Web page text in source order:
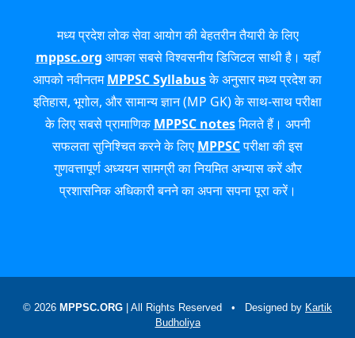
मध्य प्रदेश लोक सेवा आयोग की बेहतरीन तैयारी के लिए
mppsc.org आपका सबसे विश्वसनीय डिजिटल साथी है। यहाँ
आपको नवीनतमMPPSC Syllabusके अनुसार मध्य प्रदेश का
इतिहास, भूगोल, और सामान्य ज्ञान (MP GK) के साथ-साथ परीक्षा
के लिए सबसे प्रामाणिकMPPSC notesमिलते हैं। अपनी
सफलता सुनिश्चित करने के लिए MPPSCपरीक्षा की इस
गुणवत्तापूर्ण अध्ययन सामग्री का नियमित अभ्यास करें और
प्रशासनिक अधिकारी बनने का अपना सपना पूरा करें।
© 2026 MPPSC.ORG | All Rights Reserved • Designed by Kartik
Budholiya